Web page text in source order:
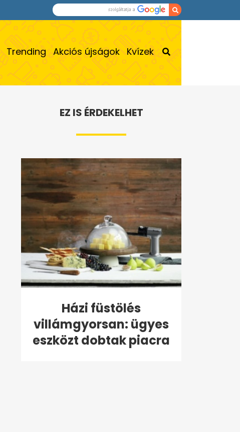
Trending Akciós újságok Kvízek
EZ IS ÉRDEKELHET
Házi füstölés
villámgyorsan: ügyes
eszközt dobtak piacra